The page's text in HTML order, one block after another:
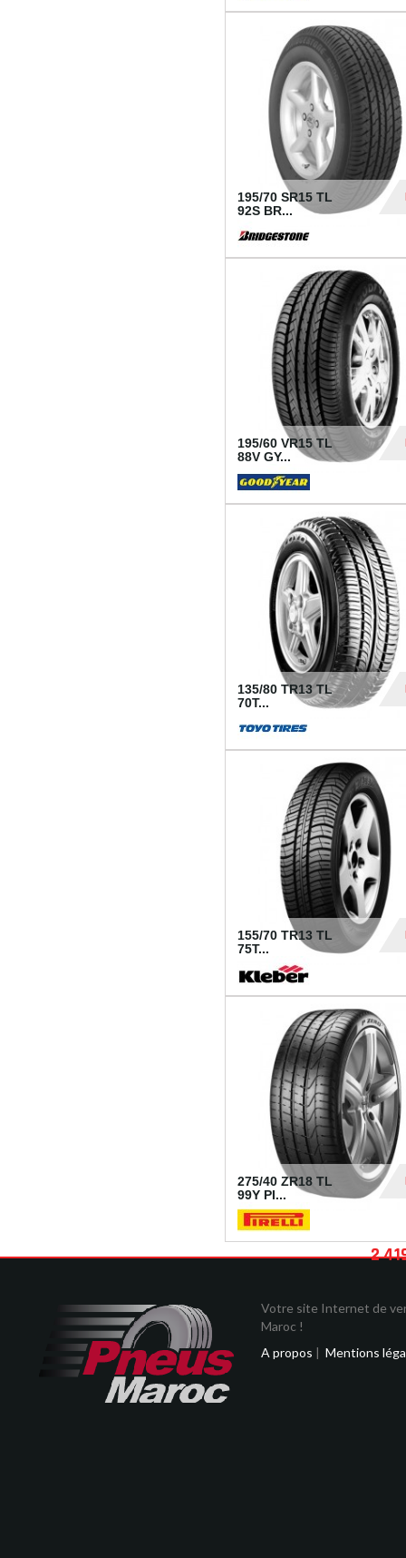
195/70 SR15 TL
92S BR...
195/60 VR15 TL
88V GY...
135/80 TR13 TL
70T...
155/70 TR13 TL
75T...
275/40 ZR18 TL
99Y PI...
2
Votre site Internet de
Maroc !
A propos | Mentions